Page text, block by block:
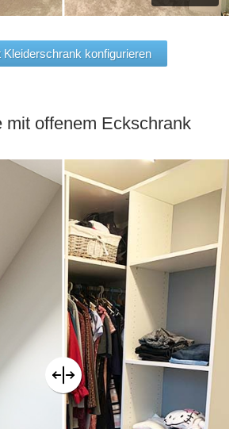
Kleiderschrank konfigurieren
mit offenem Eckschrank